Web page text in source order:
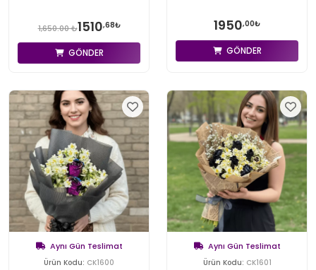
1,650.00 ₺1510,68₺
GÖNDER
1950,00₺
GÖNDER
Aynı Gün Teslimat
Ürün Kodu: CK1600
Aynı Gün Teslimat
Ürün Kodu: CK1601